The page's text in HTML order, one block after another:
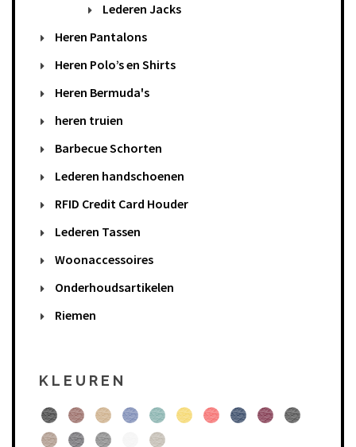
Lederen Jacks
Heren Pantalons
Heren Polo’s en Shirts
Heren Bermuda's
heren truien
Barbecue Schorten
Lederen handschoenen
RFID Credit Card Houder
Lederen Tassen
Woonaccessoires
Onderhoudsartikelen
Riemen
KLEUREN